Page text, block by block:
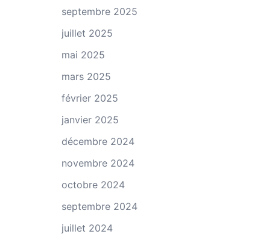
septembre 2025
juillet 2025
mai 2025
mars 2025
février 2025
janvier 2025
décembre 2024
novembre 2024
octobre 2024
septembre 2024
juillet 2024